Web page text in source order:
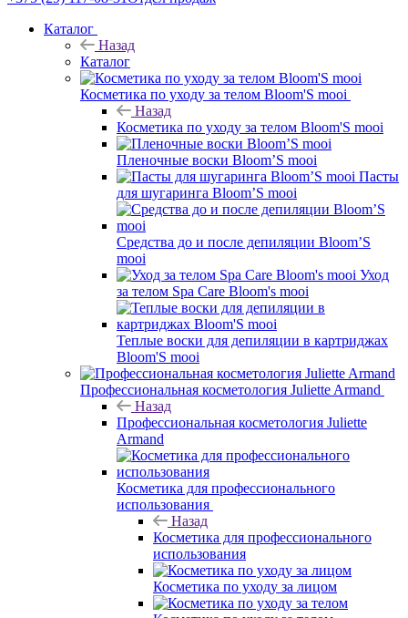
Каталог
Назад
Каталог
Косметика по уходу за телом Bloom'S mooi
Назад
Косметика по уходу за телом Bloom'S mooi
Пленочные воски Bloom’S mooi
Пасты
для шугаринга Bloom’S mooi
Средства до и после депиляции Bloom’S
mooi
Уход
за телом Spa Care Bloom's mooi
Теплые воски для депиляции в картриджах
Bloom'S mooi
Профессиональная косметология Juliette Armand
Назад
Профессиональная косметология Juliette
Armand
Косметика для профессионального
использования
Назад
Косметика для профессионального
использования
Косметика по уходу за лицом